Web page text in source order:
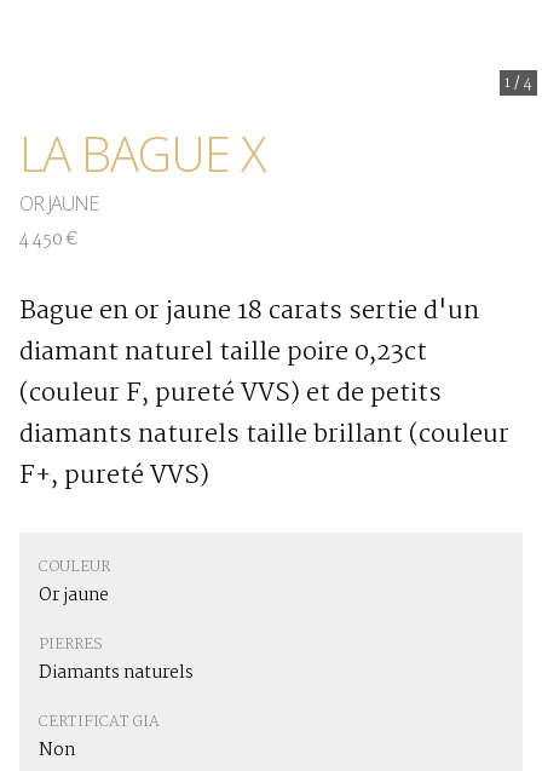
1/4
LA BAGUE X
OR JAUNE
4 450 €
Bague en or jaune 18 carats sertie d'un
diamant naturel taille poire 0,23ct
(couleur F, pureté VVS) et de petits
diamants naturels taille brillant (couleur
F+, pureté VVS)
COULEUR
Or jaune
PIERRES
Diamants naturels
CERTIFICAT GIA
Non